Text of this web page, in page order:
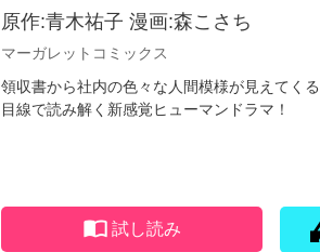
原作:青木祐子 漫画:森こさち
マーガレットコミックス
領収書から社内の色々な人間模様が見えてく
目線で読み解く新感覚ヒューマンドラマ！
試し読み